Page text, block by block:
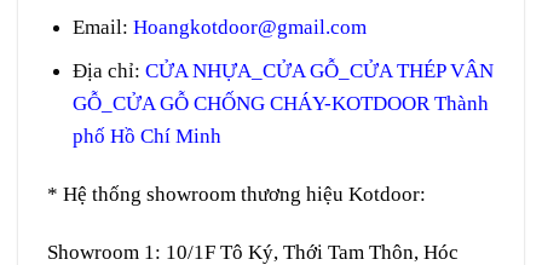
Email: Hoangkotdoor@gmail.com
Địa chỉ: CỬA NHỰA_CỬA GỖ_CỬA THÉP VÂN
GỖ_CỬA GỖ CHỐNG CHÁY-KOTDOOR Thành
phố Hồ Chí Minh
* Hệ thống showroom thương hiệu Kotdoor:
Showroom 1: 10/1F Tô Ký, Thới Tam Thôn, Hóc